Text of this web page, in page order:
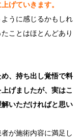
げていきます。
うに感じるかもしれ
ことはほとんどあり
め、持ち出し覚悟で料
げましたが、実はこ
いただければと思い
が施術内容に満足し